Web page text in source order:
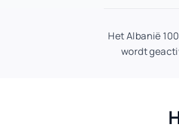
Het Albanië
wordt